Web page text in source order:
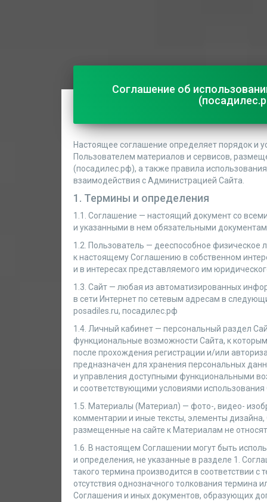
Соглашение об
Настоящее соглашение определяет порядок и
Пользователем материалов и сервисов,
(посадилес.рф), а также правила
взаимодействия с Администрацией Сайта.
1. Термины и определения
1.1. Соглашение — настоящий документ со
и указанными в нем обязательными
1.2. Пользователь — дееспособное физическое
к настоящему Соглашению в собственном
и в интересах представляемого им
1.3. Сайт — любая из автоматизированных
в сети Интернет по сетевым адресам в
posadiles.ru, посадилес.рф
1.4. Личный кабинет — персональный раздел
функциональные возможности Сайта, к
после прохождения регистрации и/или
предназначен для хранения персональных
и управления доступными функциональными
и соответствующими условиями использования
1.5. Материалы (Материал) — фото-, видео-
комментарии и иные тексты, элементы
размещенные на сайте к Материалам не
1.6. В настоящем Соглашении могут быть
и определения, не указанные в разделе 1.
такого термина производится в соответствии с
отсутствия однозначного толкования термина
Соглашения и иных документов, образующих